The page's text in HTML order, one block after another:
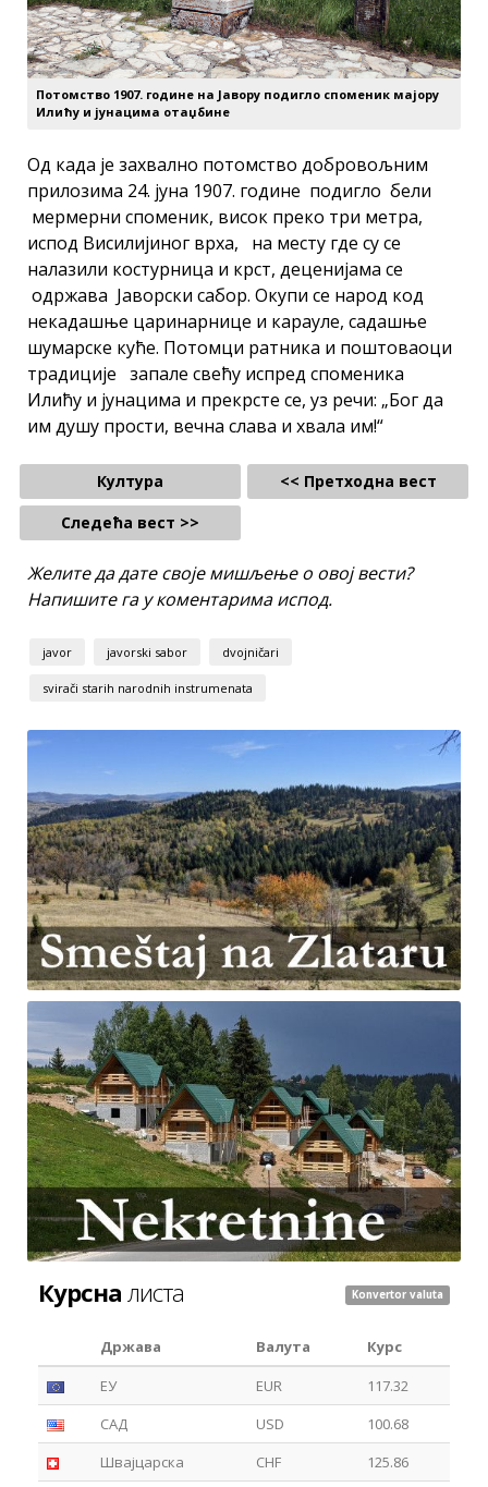
Потомство 1907. године на Јавору подигло споменик мајору
Илићу и јунацима отаџбине
Од када је захвално потомство добровољним
прилозима 24. јуна 1907. године подигло бели
мермерни споменик, висок преко три метра,
испод Висилијиног врха, на месту где су се
налазили костурница и крст, деценијама се
одржава Јаворски сабор. Окупи се народ код
некадашње царинарнице и карауле, садашње
шумарске куће. Потомци ратника и поштоваоци
традиције запале свећу испред споменика
Илићу и јунацима и прекрсте се, уз речи: „Бог да
им душу прости, вечна слава и хвала им!“
Култура
<< Претходна вест
Следећа вест >>
Желите да дате своје мишљење о овој вести?
Напишите га у коментарима испод.
javor javorski sabor dvojničari
svirači starih narodnih instrumenata
Курсна листа Konvertor valuta
Држава Валута
Курс
ЕУ
EUR
117.32
САД
USD
100.68
Швајцарска
CHF
125.86